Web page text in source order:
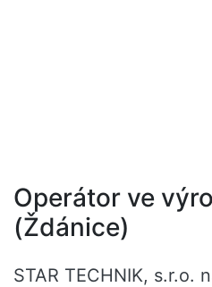
Operátor ve
(Ždánice)
STAR TECHNIK, s.r.o.